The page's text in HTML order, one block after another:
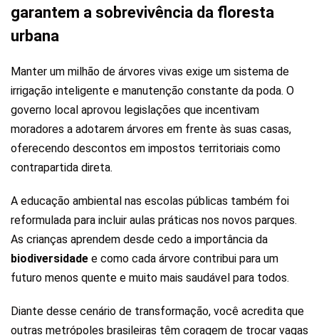
garantem a sobrevivência da floresta
urbana
Manter um milhão de árvores vivas exige um sistema de
irrigação inteligente e manutenção constante da poda. O
governo local aprovou legislações que incentivam
moradores a adotarem árvores em frente às suas casas,
oferecendo descontos em impostos territoriais como
contrapartida direta.
A educação ambiental nas escolas públicas também foi
reformulada para incluir aulas práticas nos novos parques.
As crianças aprendem desde cedo a importância da
biodiversidade e como cada árvore contribui para um
futuro menos quente e muito mais saudável para todos.
Diante desse cenário de transformação, você acredita que
outras metrópoles brasileiras têm coragem de trocar vagas